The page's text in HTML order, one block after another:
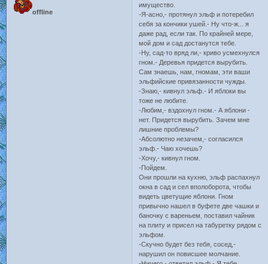
offline
имущество.
-Я-асно,- протянул эльф и потеребил
себя за кончики ушей.- Ну что-ж... я
даже рад, если так. По крайней мере,
мой дом и сад достанутся тебе.
-Ну, сад-то вряд ли,- криво усмехнулся
гном.- Деревья придется вырубить.
Сам знаешь, нам, гномам, эти ваши
эльфийские привязанности чужды.
-Знаю,- кивнул эльф.- И яблоки вы
тоже не любите.
-Любим,- вздохнул гном.- А яблони -
нет. Придется вырубить. Зачем мне
лишние проблемы?
-Абсолютно незачем,- согласился
эльф.- Чаю хочешь?
-Хочу,- кивнул гном.
-Пойдем.
Они прошли на кухню, эльф распахнул
окна в сад и сел вполоборота, чтобы
видеть цветущие яблони. Гном
привычно нашел в буфете две чашки и
баночку с вареньем, поставил чайник
на плиту и присел на табуретку рядом с
эльфом.
-Скучно будет без тебя, сосед,-
нарушил он повисшее молчание.